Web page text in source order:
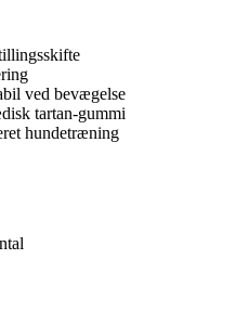
ved bevægelse
tartan-gummi
hundetræning